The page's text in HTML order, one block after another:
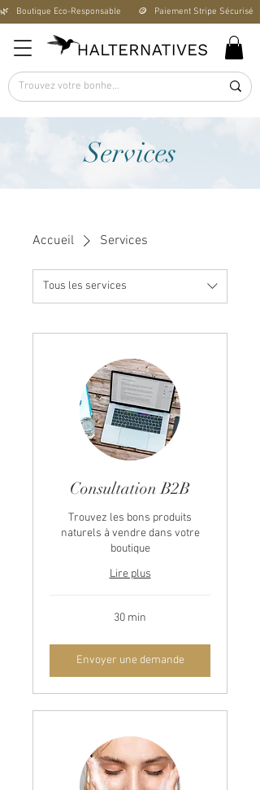
🌿   Boutique Éco-Responsable       🪙   Paiement Stripe
Services
Accueil Services
Tous les services
Consultation B2B
Trouvez les bons produits
naturels à vendre dans votre
boutique
Lire plus
30 min
Envoyer une demande